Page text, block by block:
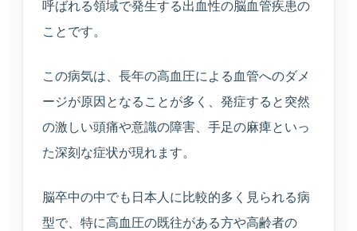
プラセンタや点滴療法など、健やかな加齢対策を支
健康診断
企業健診や特定健診など、各種健診に対応します。
予防接種
季節性ワクチンから各種予防接種までご相談いただ
呼ばれる領域で発生する出血性の脳血管疾患の
ことです。
この病気は、長年の高血圧による血管へのダメ
ージが原因となることが多く、発症すると突然
の激しい頭痛や意識の障害、手足の麻痺といっ
た深刻な症状が現れます。
脳卒中の中でも日本人に比較的多く見られる病
型で、特に高血圧の既往がある方や高齢者の